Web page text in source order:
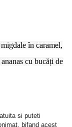
în caramel,
cu bucăți de
si puteti
bifand acest